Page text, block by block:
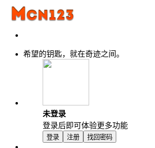
希望的钥匙，就在奇迹之间。
未登录
登录后即可体验更多功能
登录 注册 找回密码